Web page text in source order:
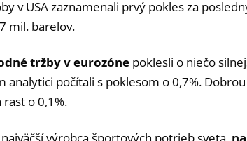
v USA zaznamenali prvý pokles za
mil. barelov.
tržby v eurozóne poklesli o niečo
analytici počítali s poklesom o 0,7%.
o 0,1%.